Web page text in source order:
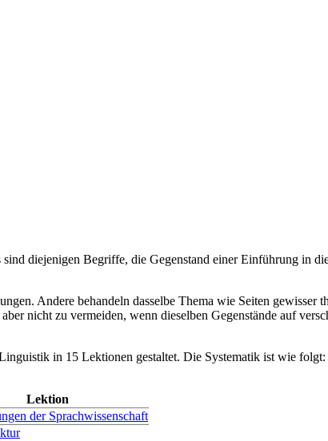
diejenigen Begriffe, die Gegenstand einer Einführung in
Andere behandeln dasselbe Thema wie Seiten gewisser
nicht zu vermeiden, wenn dieselben Gegenstände auf
in 15 Lektionen gestaltet. Die Systematik ist wie folgt:
Lektion
der Sprachwissenschaft